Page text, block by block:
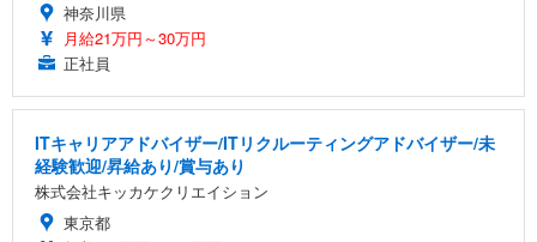
神奈川県
月給21万円～30万円
正社員
ITキャリアアドバイザー/ITリクルーティングアドバイザー/未
経験歓迎/昇給あり/賞与あり
株式会社キッカケクリエイション
東京都